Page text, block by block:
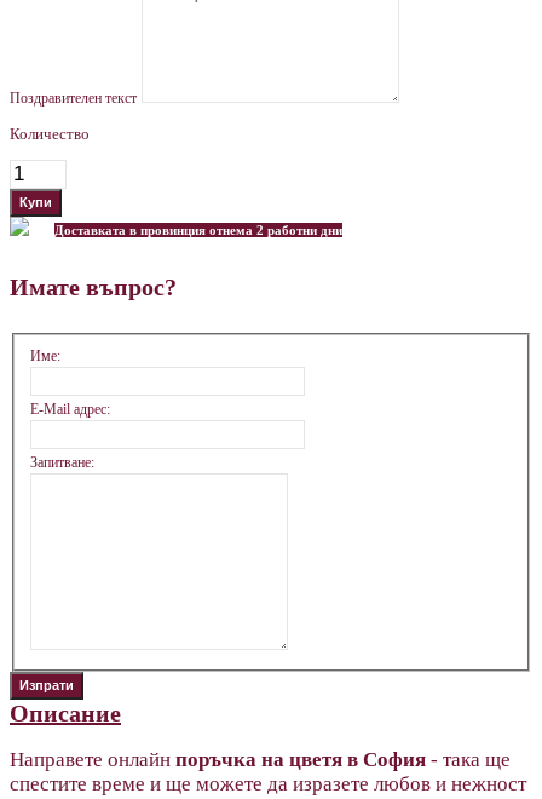
Поздравителен текст
Количество
Доставката в провинция отнема 2 работни дни
Имате въпрос?
Име:
E-Mail адрес:
Запитване:
Описание
Направете онлайн поръчка на цветя в София - така ще
спестите време и ще можете да изразете любов и нежност